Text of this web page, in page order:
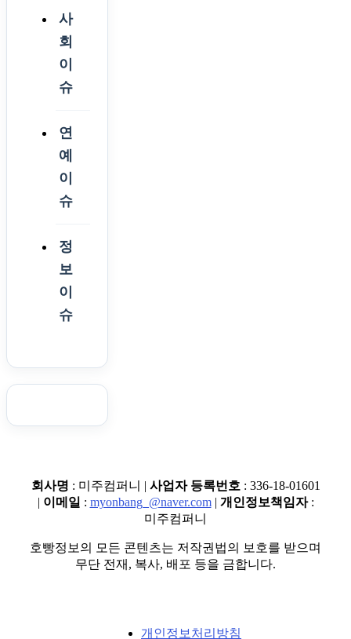
사
회
이
슈
연
예
이
슈
정
보
이
슈
회사명 : 미주컴퍼니 | 사업자 등록번호 : 336-18-01601
| 이메일 : myonbang_@naver.com| 개인정보책임자:
미주컴퍼니
호빵정보의 모든 콘텐츠는 저작권법의 보호를 받으며
무단 전재, 복사, 배포 등을 금합니다.
개인정보처리방침